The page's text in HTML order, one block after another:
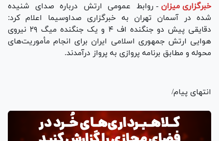
خبرگزاری میزان - روابط عمومی ارتش درباره صدای شنیده
شده در آسمان تهران به خبرگزاری صداوسیما اعلام کرد:
دقایقی پیش دو جنگنده اف ۴ و یک جنگنده میگ ۲۹ نیروی
هوایی ارتش جمهوری اسلامی ایران برای انجام مأموریت‌های
محوله و مطابق برنامه پروازی به پرواز درآمدند.
انتهای پیام/